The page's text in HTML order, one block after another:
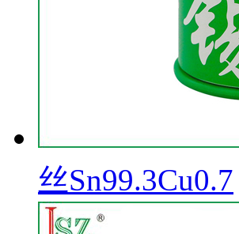
丝Sn99.3Cu0.7